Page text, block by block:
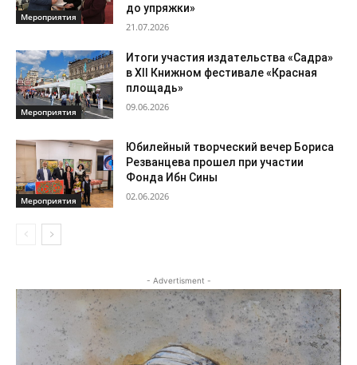
Мероприятия
до упряжки»
21.07.2026
Мероприятия
Итоги участия издательства «Садра»
в XII Книжном фестивале «Красная
площадь»
09.06.2026
Мероприятия
Юбилейный творческий вечер Бориса
Резванцева прошел при участии
Фонда Ибн Сины
02.06.2026
- Advertisment -